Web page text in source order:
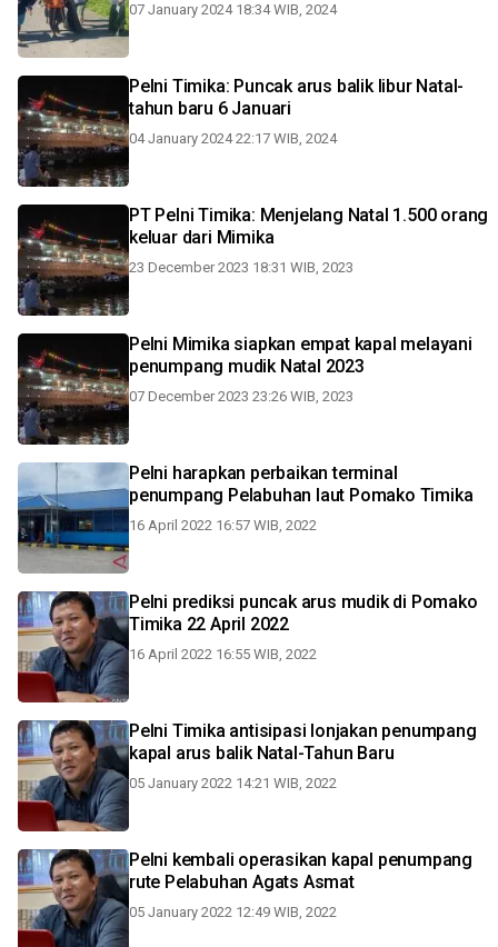
07 January 2024 18:34 WIB, 2024
Pelni Timika: Puncak arus balik libur Natal-
tahun baru 6 Januari
04 January 2024 22:17 WIB, 2024
PT Pelni Timika: Menjelang Natal 1.500 orang
keluar dari Mimika
23 December 2023 18:31 WIB, 2023
Pelni Mimika siapkan empat kapal melayani
penumpang mudik Natal 2023
07 December 2023 23:26 WIB, 2023
Pelni harapkan perbaikan terminal
penumpang Pelabuhan laut Pomako Timika
16 April 2022 16:57 WIB, 2022
Pelni prediksi puncak arus mudik di Pomako
Timika 22 April 2022
16 April 2022 16:55 WIB, 2022
Pelni Timika antisipasi lonjakan penumpang
kapal arus balik Natal-Tahun Baru
05 January 2022 14:21 WIB, 2022
Pelni kembali operasikan kapal penumpang
rute Pelabuhan Agats Asmat
05 January 2022 12:49 WIB, 2022